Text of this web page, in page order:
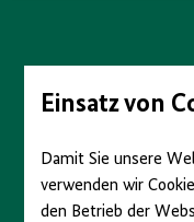
Seiteninhalt
springenEinsatz von
Damit Sie unsere
verwenden wir
den Betrieb der